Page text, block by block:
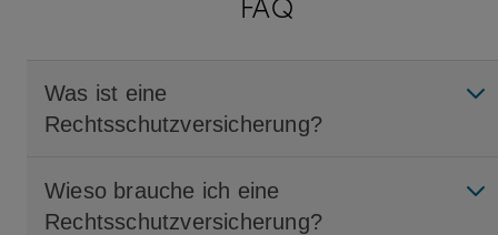
FAQ
Was ist eine
Rechtsschutzversicherung?
Wieso brauche ich eine
Rechtsschutzversicherung?